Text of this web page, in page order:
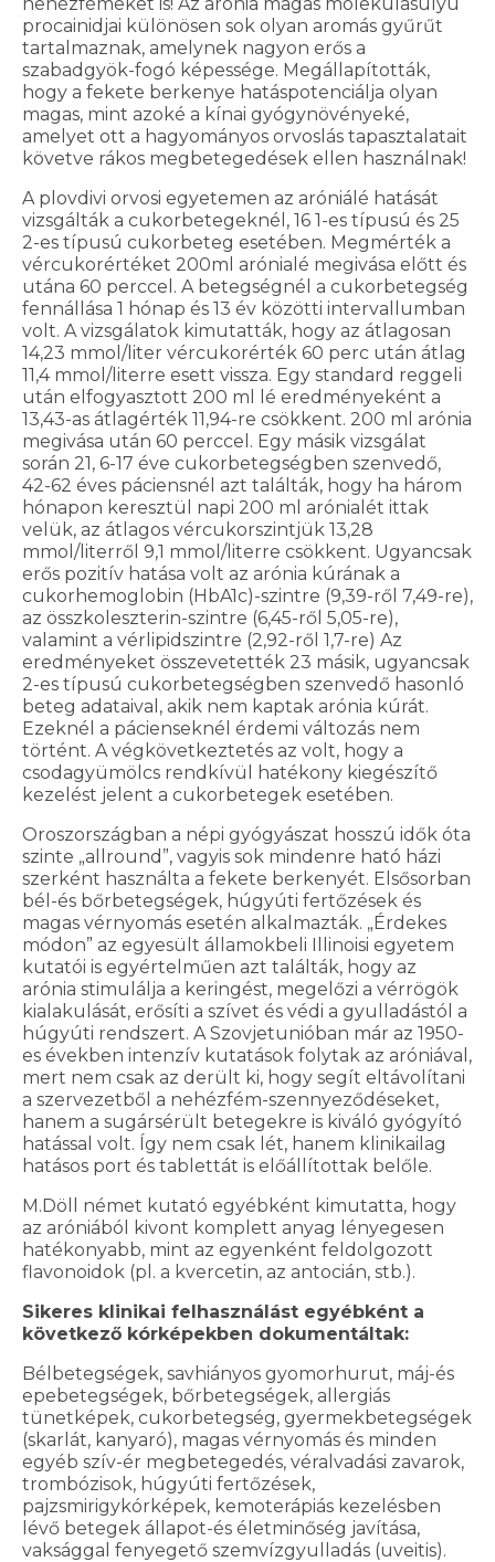
procainidjai különösen sok olyan aromás gyűrűt
tartalmaznak, amelynek nagyon erős a
szabadgyök-fogó képessége. Megállapították,
hogy a fekete berkenye hatáspotenciálja olyan
magas, mint azoké a kínai gyógynövényeké,
amelyet ott a hagyományos orvoslás tapasztalatait
követve rákos megbetegedések ellen használnak!
A plovdivi orvosi egyetemen az aróniálé hatását
vizsgálták a cukorbetegeknél, 16 1-es típusú és 25
2-es típusú cukorbeteg esetében. Megmérték a
vércukorértéket 200ml arónialé megivása előtt és
utána 60 perccel. A betegségnél a cukorbetegség
fennállása 1 hónap és 13 év közötti intervallumban
volt. A vizsgálatok kimutatták, hogy az átlagosan
14,23 mmol/liter vércukorérték 60 perc után átlag
11,4 mmol/literre esett vissza. Egy standard reggeli
után elfogyasztott 200 ml lé eredményeként a
13,43-as átlagérték 11,94-re csökkent. 200 ml arónia
megivása után 60 perccel. Egy másik vizsgálat
során 21, 6-17 éve cukorbetegségben szenvedő,
42-62 éves páciensnél azt találták, hogy ha három
hónapon keresztül napi 200 ml arónialét ittak
velük, az átlagos vércukorszintjük 13,28
mmol/literről 9,1 mmol/literre csökkent. Ugyancsak
erős pozitív hatása volt az arónia kúrának a
cukorhemoglobin (HbA1c)-szintre (9,39-ről 7,49-re),
az összkoleszterin-szintre (6,45-ről 5,05-re),
valamint a vérlipidszintre (2,92-ről 1,7-re) Az
eredményeket összevetették 23 másik, ugyancsak
2-es típusú cukorbetegségben szenvedő hasonló
beteg adataival, akik nem kaptak arónia kúrát.
Ezeknél a pácienseknél érdemi változás nem
történt. A végkövetkeztetés az volt, hogy a
csodagyümölcs rendkívül hatékony kiegészítő
kezelést jelent a cukorbetegek esetében.
Oroszországban a népi gyógyászat hosszú idők óta
szinte „allround”, vagyis sok mindenre ható házi
szerként használta a fekete berkenyét. Elsősorban
bél-és bőrbetegségek, húgyúti fertőzések és
magas vérnyomás esetén alkalmazták. „Érdekes
módon” az egyesült államokbeli Illinoisi egyetem
kutatói is egyértelműen azt találták, hogy az
arónia stimulálja a keringést, megelőzi a vérrögök
kialakulását, erősíti a szívet és védi a gyulladástól a
húgyúti rendszert. A Szovjetunióban már az 1950-
es években intenzív kutatások folytak az aróniával,
mert nem csak az derült ki, hogy segít eltávolítani
a szervezetből a nehézfém-szennyeződéseket,
hanem a sugársérült betegekre is kiváló gyógyító
hatással volt. Így nem csak lét, hanem klinikailag
hatásos port és tablettát is előállítottak belőle.
M.Döll német kutató egyébként kimutatta, hogy
az aróniából kivont komplett anyag lényegesen
hatékonyabb, mint az egyenként feldolgozott
flavonoidok (pl. a kvercetin, az antocián, stb.).
Sikeres klinikai felhasználást egyébként a
következő kórképekben dokumentáltak:
Bélbetegségek, savhiányos gyomorhurut, máj-és
epebetegségek, bőrbetegségek, allergiás
tünetképek, cukorbetegség, gyermekbetegségek
(skarlát, kanyaró), magas vérnyomás és minden
egyéb szív-ér megbetegedés, véralvadási zavarok,
trombózisok, húgyúti fertőzések,
pajzsmirigykórképek, kemoterápiás kezelésben
lévő betegek állapot-és életminőség javítása,
vaksággal fenyegető szemvízgyulladás (uveitis).